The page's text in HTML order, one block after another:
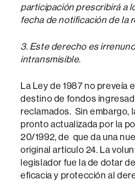
participación prescribirá a
fecha de notificación de la
3. Este derecho es
intransmisible.
La Ley de 1987 no preveía
destino de fondos
reclamados. Sin embargo,
pronto actualizada por la
20/1992, de que da una
original artículo 24. La
legislador fue la de dotar
eficacia y protección al